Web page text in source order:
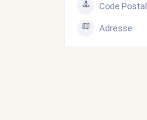
Code Postal
Adresse